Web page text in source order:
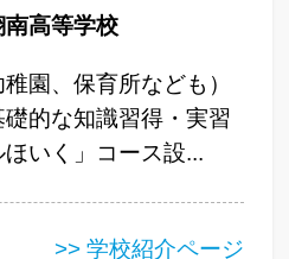
高等学校
園、保育所なども）
的な知識習得・実習
いく」コース設...
>> 学校紹介ページ